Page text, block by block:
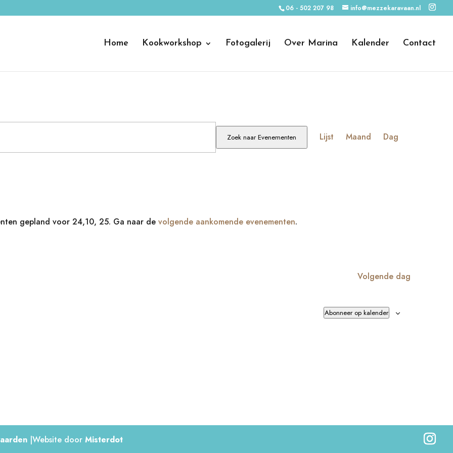
06 - 502 207 98 info@mezzekaravaan.nl
Home Kookworkshop Fotogalerij Over Marina Kalender Contact
Bericht
gepland voor 24,10, 25. Ga naar de volgende aankomende evenementen.
Zoek naar Evenementen
weergaven
Lijst Maand Dag
Volgende dag
Abonneer op kalender
|Website door Misterdot